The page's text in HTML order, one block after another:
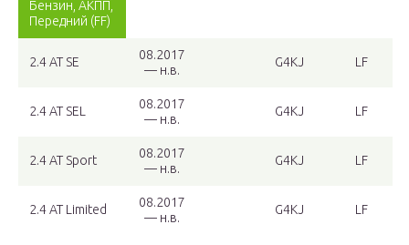
Бензин, АКПП,
Передний (FF)
2.4 AT SE
08.2017
— н.в.
G4KJ LF
2.4 AT SEL
08.2017
— н.в.
G4KJ LF
2.4 AT Sport
08.2017
— н.в.
G4KJ LF
2.4 AT Limited
08.2017
— н.в.
G4KJ LF